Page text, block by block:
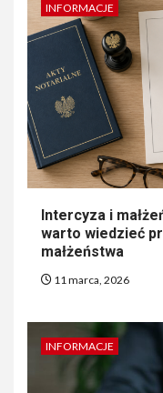
INFORMACJE
Intercyza i
warto wiedzieć
małżeństwa
11 marca, 2026
INFORMACJE